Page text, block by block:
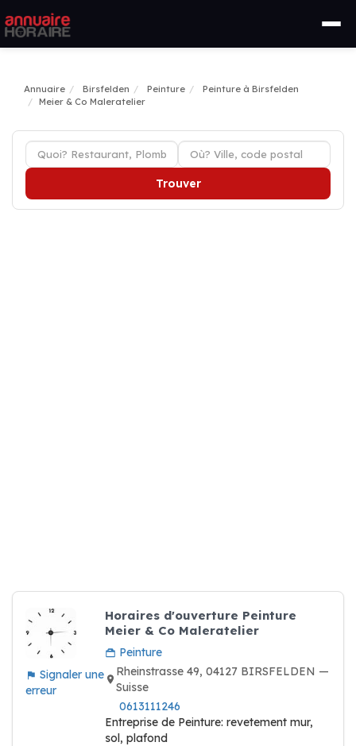
Annuaire Birsfelden Peinture
Peinture à Birsfelden
Meier & Co Maleratelier
Trouver
Signaler une
erreur
Horaires d'ouverture Peinture
Meier & Co Maleratelier
Peinture
Rheinstrasse 49, 04127 BIRSFELDEN —
Suisse
0613111246
Entreprise de Peinture: revetement mur,
sol, plafond